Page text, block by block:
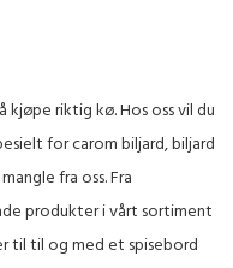
riktig kø. Hos oss vil du
for carom biljard, biljard
fra oss. Fra
produkter i vårt sortiment
til til og med et spisebord